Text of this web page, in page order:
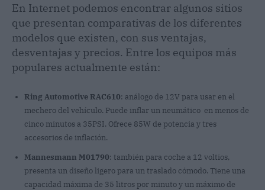
En Internet podemos encontrar algunos sitios
que presentan comparativas de los diferentes
modelos que existen, con sus ventajas,
desventajas y precios. Entre los equipos más
populares actualmente están:
Ring Automotive RAC610: análogo de 12V para usar en el
mechero del vehículo. Puede inflar un neumático en menos de
cinco minutos a 35PSI. Ofrece 85W de potencia y tres
accesorios de inflación.
Mannesmann M01790: también para coche a 12 voltios,
presenta un diseño ligero para un traslado cómodo. Tiene una
capacidad máxima de 35 litros por minuto y un máximo de